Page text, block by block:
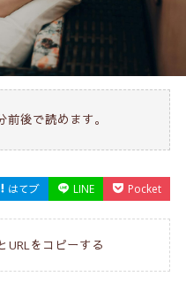
前後で読めます。
はてブ LINE Pocket
URLをコピーする